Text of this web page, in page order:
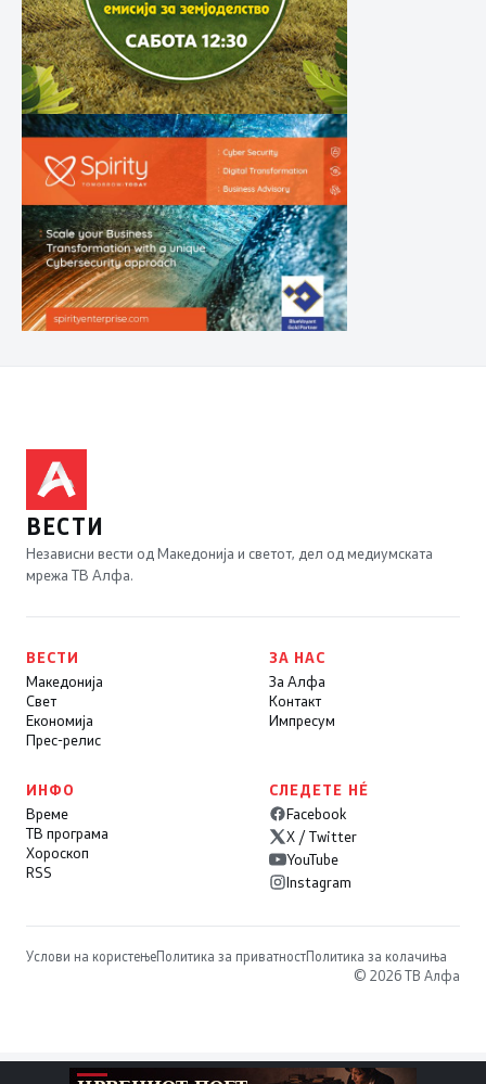
ВЕСТИ
Независни вести од Македонија и светот, дел од медиумската
мрежа ТВ Алфа.
ВЕСТИ
Македонија
Свет
Економија
Прес-релис
ЗА НАС
За Алфа
Контакт
Импресум
ИНФО
Време
ТВ програма
Хороскоп
RSS
СЛЕДЕТЕ НÉ
Facebook
X / Twitter
YouTube
Instagram
Услови на користењеПолитика за приватностПолитика за колачиња
© 2026 ТВ Алфа